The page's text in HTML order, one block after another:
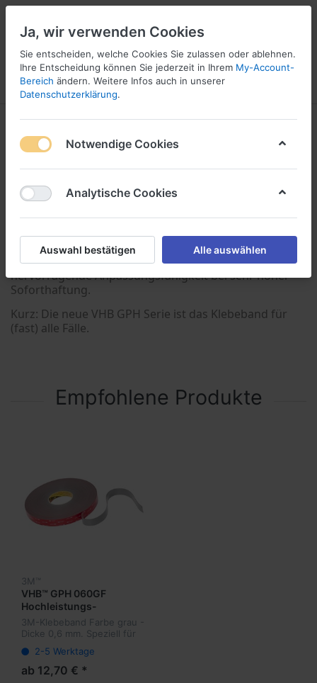
Menü Anmelden Vergleichen Wunschliste
1
1-6von
Die neue VHB Generation
Die Messlatte liegt wieder ein Stück höher! Denn jetzt
gibt es die neuen 3M VHB GPH Klebebänder - und die
können einfach mehr. Sie sind ideal für Multimaterial-
Verbindungen, widerstehen kurzfristig hohen
Temperaturen bis zu +230 °C und bieten
hervorragende Anpassungsfähigkeit bei sehr hoher
Soforthaftung.
Kurz: Die neue VHB GPH Serie ist das Klebeband für
(fast) alle Fälle.
Empfohlene Produkte
3M™
VHB™ GPH 060GF
Hochleistungs-
Verbindungssystem /
grau
3M-Klebeband Farbe grau -
Dicke 0,6 mm. Speziell für
Gerneral Purpose High
Temperatur
2-5 Werktage
ab 12,70 € *
Ja, wir verwenden Cookies
Sie entscheiden, welche Cookies Sie zulassen oder ablehnen.
Ihre Entscheidung können Sie jederzeit in Ihrem My-Account-
Bereich ändern. Weitere Infos auch in unserer
Datenschutzerklärung.
Notwendige Cookies
Analytische Cookies
Auswahl bestätigen Alle auswählen